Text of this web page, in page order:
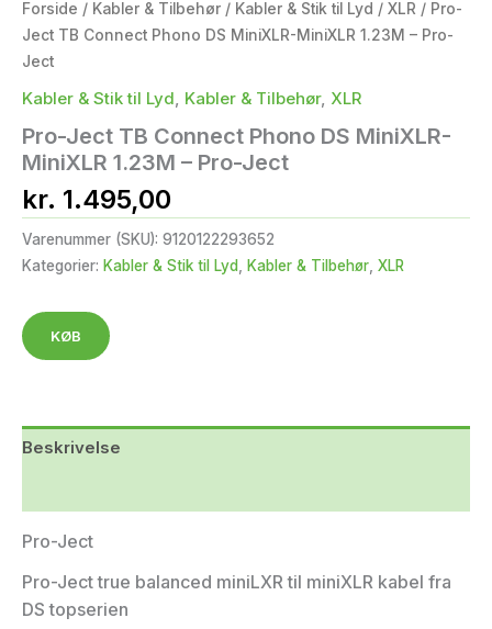
Forside / Kabler & Tilbehør / Kabler & Stik til Lyd / XLR / Pro-
Ject TB Connect Phono DS MiniXLR-MiniXLR 1.23M – Pro-
Ject
Kabler & Stik til Lyd Kabler & Tilbehør, XLR
Pro-Ject TB Connect Phono DS MiniXLR-
MiniXLR 1.23M – Pro-Ject
kr. 1.495,00
Varenummer (SKU): 9120122293652
Kategorier: Kabler & Stik til Lyd Kabler & Tilbehør XLR
KØB
Beskrivelse
Pro-Ject
Pro-Ject true balanced miniLXR til miniXLR kabel fra
DS topserien